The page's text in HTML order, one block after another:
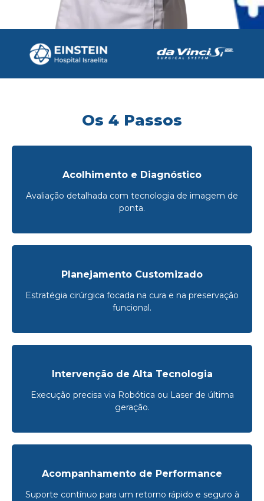
Os 4 Passos
Acolhimento e Diagnóstico
Avaliação detalhada com tecnologia de imagem de
ponta.
Planejamento Customizado
Estratégia cirúrgica focada na cura e na preservação
funcional.
Intervenção de Alta Tecnologia
Execução precisa via Robótica ou Laser de última
geração.
Acompanhamento de Performance
Suporte contínuo para um retorno rápido e seguro à